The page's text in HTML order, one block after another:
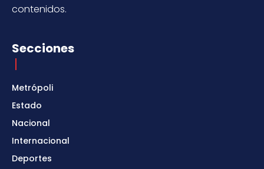
contenidos.
Secciones
Metrópoli
Estado
Nacional
Internacional
Deportes